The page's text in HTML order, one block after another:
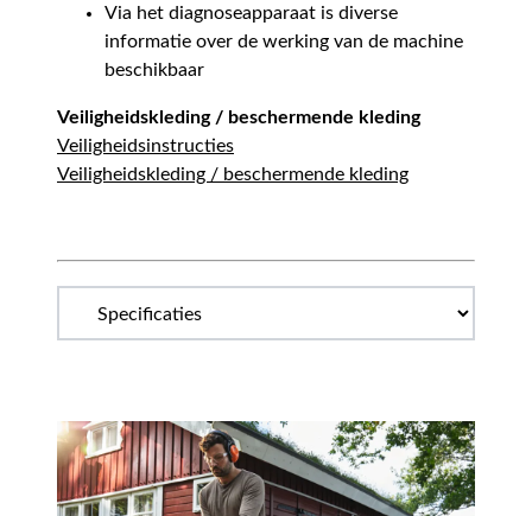
Via het diagnoseapparaat is diverse
informatie over de werking van de machine
beschikbaar
Veiligheidskleding / beschermende kleding
Veiligheidsinstructies
Veiligheidskleding / beschermende kleding